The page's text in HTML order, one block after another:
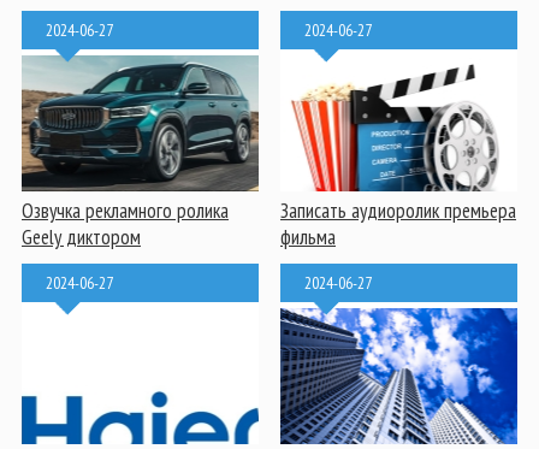
2024-06-27
Озвучка рекламного ролика
Geely диктором
2024-06-27
Записать аудиоролик премьера
фильма
2024-06-27 2024-06-27